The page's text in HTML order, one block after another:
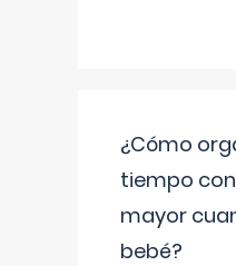
¿Cómo
tiempo
mayor
bebé?